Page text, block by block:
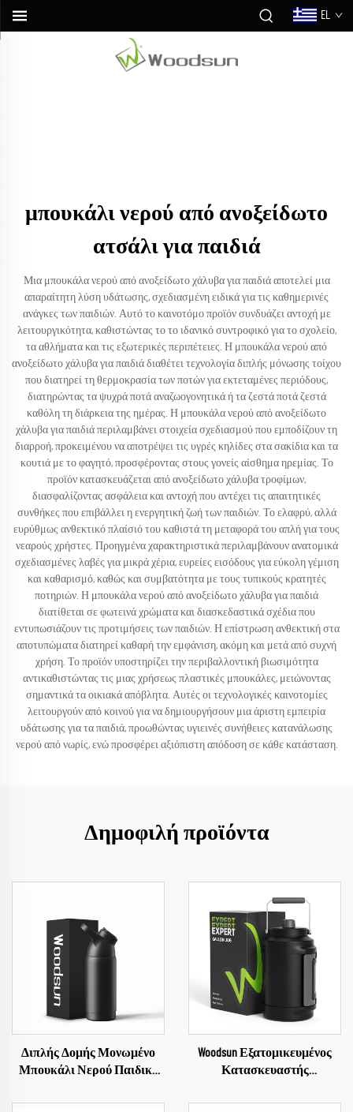
EL
μπουκάλι νερού από ανοξείδωτο
ατσάλι για παιδιά
Μια μπουκάλα νερού από ανοξείδωτο χάλυβα για παιδιά αποτελεί μια
απαραίτητη λύση υδάτωσης, σχεδιασμένη ειδικά για τις καθημερινές
ανάγκες των παιδιών. Αυτό το καινοτόμο προϊόν συνδυάζει αντοχή με
λειτουργικότητα, καθιστώντας το το ιδανικό συντροφικό για το σχολείο,
τα αθλήματα και τις εξωτερικές περιπέτειες. Η μπουκάλα νερού από
ανοξείδωτο χάλυβα για παιδιά διαθέτει τεχνολογία διπλής μόνωσης τοίχου
που διατηρεί τη θερμοκρασία των ποτών για εκτεταμένες περιόδους,
διατηρώντας τα ψυχρά ποτά αναζωογονητικά ή τα ζεστά ποτά ζεστά
καθόλη τη διάρκεια της ημέρας. Η μπουκάλα νερού από ανοξείδωτο
χάλυβα για παιδιά περιλαμβάνει στοιχεία σχεδιασμού που εμποδίζουν τη
διαρροή, προκειμένου να αποτρέψει τις υγρές κηλίδες στα σακίδια και τα
κουτιά με το φαγητό, προσφέροντας στους γονείς αίσθημα ηρεμίας. Το
προϊόν κατασκευάζεται από ανοξείδωτο χάλυβα τροφίμων,
διασφαλίζοντας ασφάλεια και αντοχή που αντέχει τις απαιτητικές
συνθήκες που επιβάλλει η ενεργητική ζωή των παιδιών. Το ελαφρύ, αλλά
ευρύθμως ανθεκτικό πλαίσιό του καθιστά τη μεταφορά του απλή για τους
νεαρούς χρήστες. Προηγμένα χαρακτηριστικά περιλαμβάνουν ανατομικά
σχεδιασμένες λαβές για μικρά χέρια, ευρείες εισόδους για εύκολη γέμιση
και καθαρισμό, καθώς και συμβατότητα με τους τυπικούς κρατητές
ποτηριών. Η μπουκάλα νερού από ανοξείδωτο χάλυβα για παιδιά
διατίθεται σε φωτεινά χρώματα και διασκεδαστικά σχέδια που
εντυπωσιάζουν τις προτιμήσεις των παιδιών. Η επίστρωση ανθεκτική στα
αποτυπώματα διατηρεί καθαρή την εμφάνιση, ακόμη και μετά από συχνή
χρήση. Το προϊόν υποστηρίζει την περιβαλλοντική βιωσιμότητα
αντικαθιστώντας τις μιας χρήσεως πλαστικές μπουκάλες, μειώνοντας
σημαντικά τα οικιακά απόβλητα. Αυτές οι τεχνολογικές καινοτομίες
λειτουργούν από κοινού για να δημιουργήσουν μια άριστη εμπειρία
υδάτωσης για τα παιδιά, προωθώντας υγιεινές συνήθειες κατανάλωσης
νερού από νωρίς, ενώ προσφέρει αξιόπιστη απόδοση σε κάθε κατάσταση.
Δημοφιλή προϊόντα
Διπλής Δομής Μονωμένο
Μπουκάλι Νερού Παιδικό
18/8
Woodsun Εξατομικευμένος
Κατασκευαστής
Από Ανοξείδωτο Χάλυβα 1